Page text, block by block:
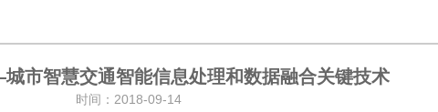
市智慧交通智能信息处理和数据融合关键技术
时间：2018-09-14